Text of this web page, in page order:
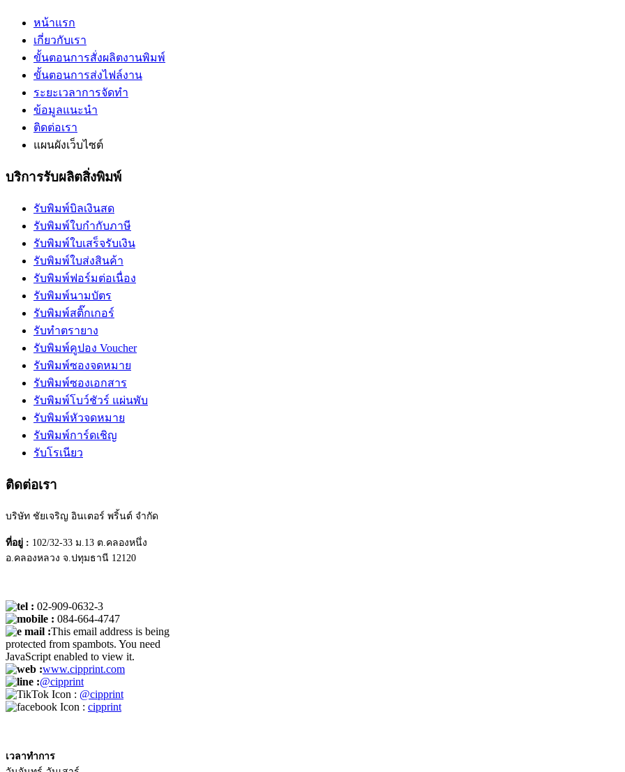
หน้าแรก
เกี่ยวกับเรา
ขั้นตอนการสั่งผลิตงานพิมพ์
ขั้นตอนการส่งไฟล์งาน
ระยะเวลาการจัดทำ
ข้อมูลแนะนำ
ติดต่อเรา
แผนผังเว็บไซต์
บริการรับผลิตสิ่งพิมพ์
รับพิมพ์บิลเงินสด
รับพิมพ์ใบกำกับภาษี
รับพิมพ์ใบเสร็จรับเงิน
รับพิมพ์ใบส่งสินค้า
รับพิมพ์ฟอร์มต่อเนื่อง
รับพิมพ์นามบัตร
รับพิมพ์สติ๊กเกอร์
รับทำตรายาง
รับพิมพ์คูปอง Voucher
รับพิมพ์ซองจดหมาย
รับพิมพ์ซองเอกสาร
รับพิมพ์โบว์ชัวร์ แผ่นพับ
รับพิมพ์หัวจดหมาย
รับพิมพ์การ์ดเชิญ
รับโรเนียว
ติดต่อเรา
บริษัท ชัยเจริญ อินเตอร์ พริ้นต์ จำกัด
ที่อยู่ : 102/32-33 ม.13 ต.คลองหนึ่ง
อ.คลองหลวง จ.ปทุมธานี 12120
: 02-909-0632-3
: 084-664-4747
:This email address is being
protected from spambots. You need
JavaScript enabled to view it.
:www.cipprint.com
:@cipprint
: @cipprint
: cipprint
เวลาทำการ